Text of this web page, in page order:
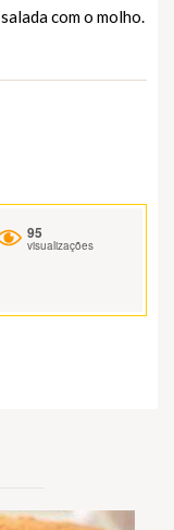
com o molho.
95
visualizações